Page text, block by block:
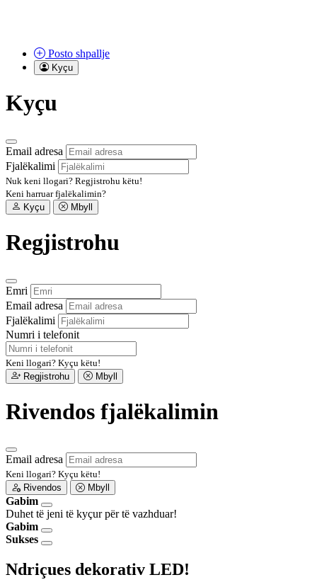
Posto shpallje
Kyçu
Kyçu
Email adresa
Fjalëkalimi
Nuk keni llogari? Regjistrohu këtu!
Keni harruar fjalëkalimin?
Kyçu
Mbyll
Regjistrohu
Emri
Email adresa
Fjalëkalimi
Numri i telefonit
Keni llogari? Kyçu këtu!
Regjistrohu
Mbyll
Rivendos fjalëkalimin
Email adresa
Keni llogari? Kyçu këtu!
Rivendos
Mbyll
Gabim
Duhet të jeni të kyçur për të vazhduar!
Gabim
Sukses
Ndriçues dekorativ LED!